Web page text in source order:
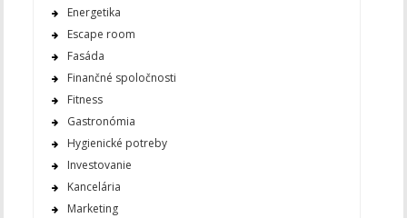
Energetika
Escape room
Fasáda
Finančné spoločnosti
Fitness
Gastronómia
Hygienické potreby
Investovanie
Kancelária
Marketing